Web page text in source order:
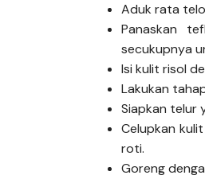
Aduk rata
Panaskan
secukupnya
Isi kulit risol
Lakukan
Siapkan telur
Celupkan
roti.
Goreng